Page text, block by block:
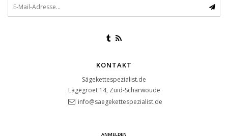
KONTAKT
Sägekettespezialist.de
Lagegroet 14, Zuid-Scharwoude
info@saegekettespezialist.de
ANMELDEN